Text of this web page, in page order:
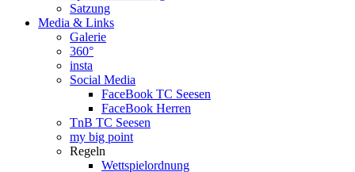
Satzung
Media & Links
Galerie
360°
insta
Social Media
FaceBook TC Seesen
FaceBook Herren
TnB TC Seesen
my big point
Regeln
Wettspielordnung